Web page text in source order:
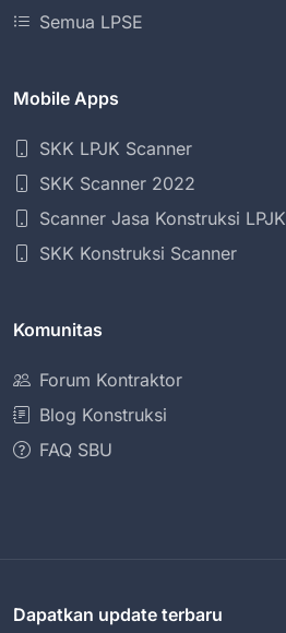
Semua LPSE
Mobile Apps
SKK LPJK Scanner
SKK Scanner 2022
Scanner Jasa Konstruksi LPJK
SKK Konstruksi Scanner
Komunitas
Forum Kontraktor
Blog Konstruksi
FAQ SBU
Dapatkan update terbaru